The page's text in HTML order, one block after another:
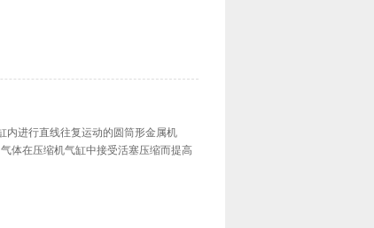
内进行直线往复运动的圆筒形金属机
体在压缩机气缸中接受活塞压缩而提高